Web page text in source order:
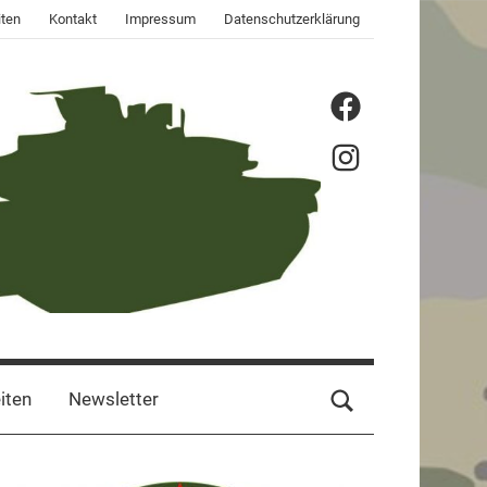
Kontakt Impressum Datenschutzerklärung
Menüeintrag
Menüeintrag
Newsletter